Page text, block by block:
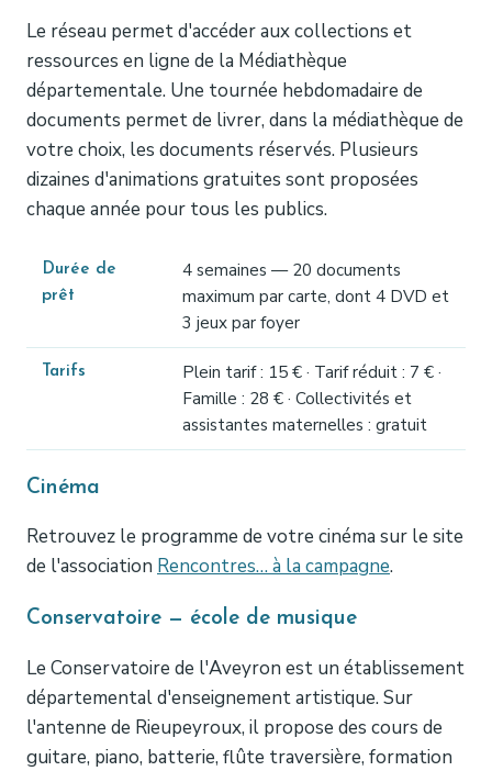
Le réseau permet d'accéder aux collections et
ressources en ligne de la Médiathèque
départementale. Une tournée hebdomadaire de
documents permet de livrer, dans la médiathèque de
votre choix, les documents réservés. Plusieurs
dizaines d'animations gratuites sont proposées
chaque année pour tous les publics.
Durée de
prêt
4 semaines — 20 documents
maximum par carte, dont 4 DVD et
3 jeux par foyer
Tarifs
Plein tarif : 15 € · Tarif réduit : 7 € ·
Famille : 28 € · Collectivités et
assistantes maternelles : gratuit
Cinéma
Retrouvez le programme de votre cinéma sur le site
de l'association Rencontres… à la campagne.
Conservatoire — école de musique
Le Conservatoire de l'Aveyron est un établissement
départemental d'enseignement artistique. Sur
l'antenne de Rieupeyroux, il propose des cours de
guitare, piano, batterie, flûte traversière, formation